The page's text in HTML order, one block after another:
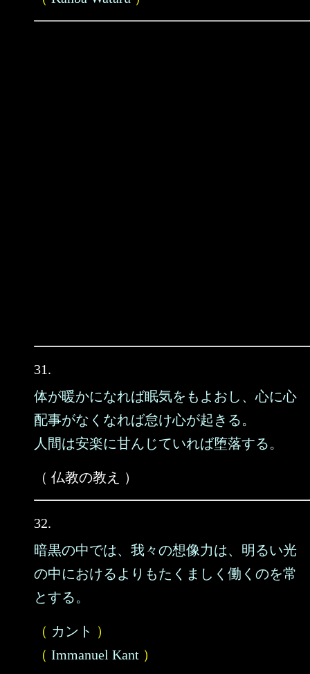
31.
体が暖かになれば眠気をもよおし、心に心
配事がなくなれば怠け心が起きる。
人間は安楽に甘んじていれば堕落する。
（ 仏教の教え ）
32.
暗黒の中では、我々の想像力は、明るい光
の中におけるよりもたくましく働くのを常
とする。
（ カント ）
（ Immanuel Kant ）